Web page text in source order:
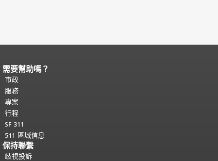
頁面內容結束。
都會重複顯示。
需要幫助嗎？
市政
服務
專案
行程
SF 311
511 區域信息
保持聯繫
歧視投訴